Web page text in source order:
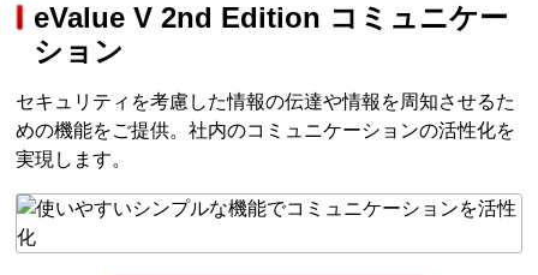
eValue V 2nd Edition コミュニケー
ション
セキュリティを考慮した情報の伝達や情報を周知させるた
めの機能をご提供。社内のコミュニケーションの活性化を
実現します。